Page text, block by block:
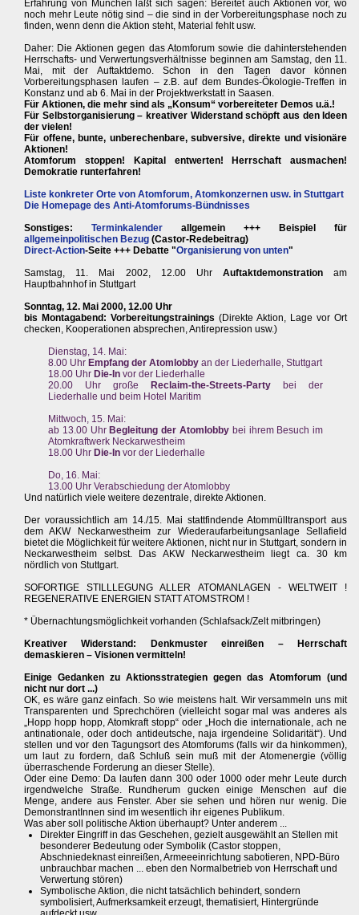
Erfahrung von München läßt sich sagen: Bereitet auch Aktionen vor, wo
noch mehr Leute nötig sind – die sind in der Vorbereitungsphase noch zu
finden, wenn denn die Aktion steht, Material fehlt usw.
Daher: Die Aktionen gegen das Atomforum sowie die dahinterstehenden
Herrschafts- und Verwertungsverhältnisse beginnen am Samstag, den 11.
Mai, mit der Auftaktdemo. Schon in den Tagen davor können
Vorbereitungsphasen laufen – z.B. auf dem Bundes-Ökologie-Treffen in
Konstanz und ab 6. Mai in der Projektwerkstatt in Saasen.
Für Aktionen, die mehr sind als „Konsum“ vorbereiteter Demos u.ä.!
Für Selbstorganisierung – kreativer Widerstand schöpft aus den Ideen
der vielen!
Für offene, bunte, unberechenbare, subversive, direkte und visionäre
Aktionen!
Atomforum stoppen! Kapital entwerten! Herrschaft ausmachen!
Demokratie runterfahren!
Liste konkreter Orte von Atomforum, Atomkonzernen usw. in Stuttgart
Die Homepage des Anti-Atomforums-Bündnisses
Sonstiges:Terminkalender allgemein +++ Beispiel für
allgemeinpolitischen Bezug (Castor-Redebeitrag)
Direct-Action-Seite +++ Debatte "Organisierung von unten"
Samstag, 11. Mai 2002, 12.00 UhrAuftaktdemonstration am
Hauptbahnhof in Stuttgart
Sonntag, 12. Mai 2000, 12.00 Uhr
bis Montagabend: Vorbereitungstrainings (Direkte Aktion, Lage vor Ort
checken, Kooperationen absprechen, Antirepression usw.)
Dienstag, 14. Mai:
8.00 Uhr Empfang der Atomlobby an der Liederhalle, Stuttgart
18.00 Uhr Die-In vor der Liederhalle
20.00 Uhr große
Reclaim-the-Streets-Party bei der
Liederhalle und beim Hotel Maritim
Mittwoch, 15. Mai:
ab 13.00 Uhr Begleitung der Atomlobby bei ihrem Besuch im
Atomkraftwerk Neckarwestheim
18.00 Uhr Die-In vor der Liederhalle
Do, 16. Mai:
13.00 Uhr Verabschiedung der Atomlobby
Und natürlich viele weitere dezentrale, direkte Aktionen.
Der voraussichtlich am 14./15. Mai stattfindende Atommülltransport aus
dem AKW Neckarwestheim zur Wiederaufarbeitungsanlage Sellafield
bietet die Möglichkeit für weitere Aktionen, nicht nur in Stuttgart, sondern in
Neckarwestheim selbst. Das AKW Neckarwestheim liegt ca. 30 km
nördlich von Stuttgart.
SOFORTIGE STILLLEGUNG ALLER ATOMANLAGEN - WELTWEIT !
REGENERATIVE ENERGIEN STATT ATOMSTROM !
* Übernachtungsmöglichkeit vorhanden (Schlafsack/Zelt mitbringen)
Kreativer Widerstand: Denkmuster einreißen – Herrschaft
demaskieren – Visionen vermitteln!
Einige Gedanken zu Aktionsstrategien gegen das Atomforum (und
nicht nur dort ...)
OK, es wäre ganz einfach. So wie meistens halt. Wir versammeln uns mit
Transparenten und Sprechchören (vielleicht sogar mal was anderes als
„Hopp hopp hopp, Atomkraft stopp“ oder „Hoch die internationale, ach ne
antinationale, oder doch antideutsche, naja irgendeine Solidarität“). Und
stellen und vor den Tagungsort des Atomforums (falls wir da hinkommen),
um laut zu fordern, daß Schluß sein muß mit der Atomenergie (völlig
überraschende Forderung an dieser Stelle).
Oder eine Demo: Da laufen dann 300 oder 1000 oder mehr Leute durch
irgendwelche Straße. Rundherum gucken einige Menschen auf die
Menge, andere aus Fenster. Aber sie sehen und hören nur wenig. Die
DemonstrantInnen sind im wesentlich ihr eigenes Publikum.
Was aber soll politische Aktion überhaupt? Unter anderem ...
Direkter Eingriff in das Geschehen, gezielt ausgewählt an Stellen mit
besonderer Bedeutung oder Symbolik (Castor stoppen,
Abschniedeknast einreißen, Armeeeinrichtung sabotieren, NPD-Büro
unbrauchbar machen ... eben den Normalbetrieb von Herrschaft und
Verwertung stören)
Symbolische Aktion, die nicht tatsächlich behindert, sondern
symbolisiert, Aufmerksamkeit erzeugt, thematisiert, Hintergründe